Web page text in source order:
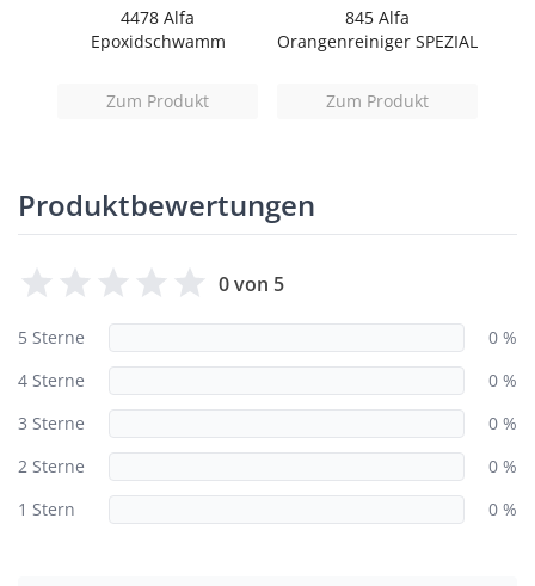
4478 Alfa
Epoxidschwamm
Zum Produkt
845 Alfa
Orangenreiniger SPEZIAL
Zum Produkt
Produktbewertungen
0 von 5
5 Sterne
0 %
4 Sterne
0 %
3 Sterne
0 %
2 Sterne
0 %
1 Stern
0 %